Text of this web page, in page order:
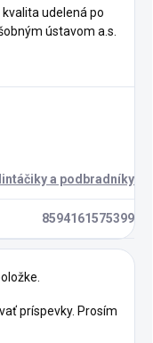
udelená po
ústavom a.s.
a podbradníky
8594161575399
príspevky. Prosím